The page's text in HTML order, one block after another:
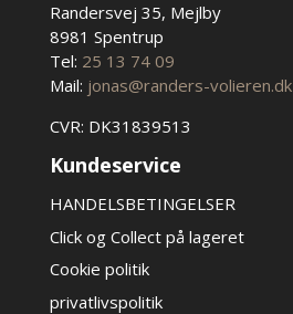
Randersvej 35, Mejlby
8981 Spentrup
Tel: 25 13 74 09
Mail: jonas@randers-volieren.dk
CVR: DK31839513
Kundeservice
HANDELSBETINGELSER
Click og Collect på lageret
Cookie politik
privatlivspolitik